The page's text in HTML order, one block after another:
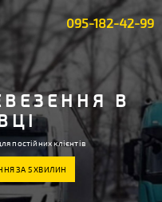
095-182-42-99
В
постійних клієнтів
ЗА 5 ХВИЛИН